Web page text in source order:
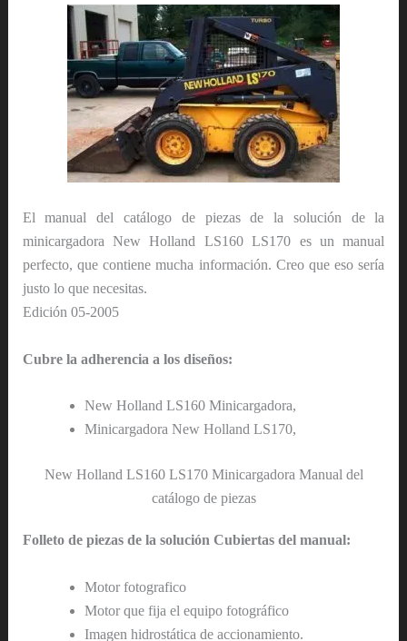
El manual del catálogo de piezas de la solución de la
minicargadora New Holland LS160 LS170 es un manual
perfecto, que contiene mucha información. Creo que eso sería
justo lo que necesitas.
Edición 05-2005
Cubre la adherencia a los diseños:
New Holland LS160 Minicargadora,
Minicargadora New Holland LS170,
New Holland LS160 LS170 Minicargadora Manual del
catálogo de piezas
Folleto de piezas de la solución Cubiertas del manual:
Motor fotografico
Motor que fija el equipo fotográfico
Imagen hidrostática de accionamiento.